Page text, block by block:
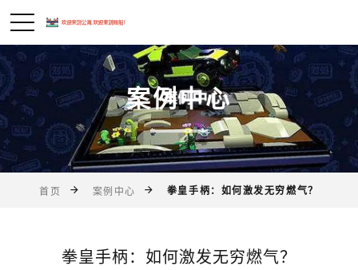
案例中心
首页 案例中心 拳皇手柄：如何激发无穷燃气？
拳皇手柄：如何激发无穷燃气？